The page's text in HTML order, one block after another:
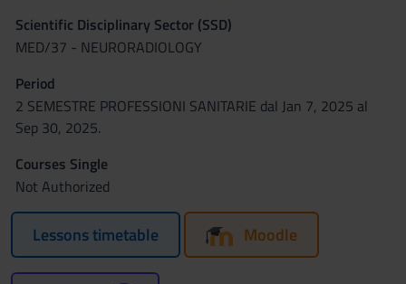
Scientific Disciplinary Sector (SSD)
MED/37 - NEURORADIOLOGY
Period
2 SEMESTRE PROFESSIONI SANITARIE dal Jan 7, 2025 al
Sep 30, 2025.
Courses Single
Not Authorized
Lessons timetable Moodle